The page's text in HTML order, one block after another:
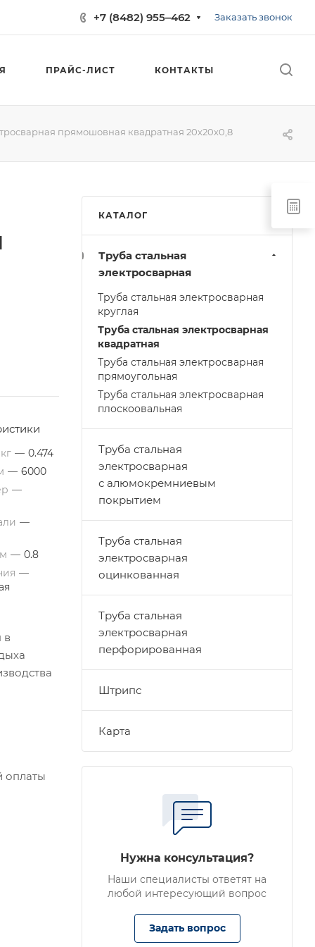
+7 (8482) 955‒462 Заказать звонок
ПРАЙС-ЛИСТ КОНТАКТЫ
прямошовная квадратная 20х20х0,8
— 0.474
— 6000
—
—
— 0.8
—
в
оплаты
КАТАЛОГ
Труба стальная
электросварная
Труба стальная электросварная
круглая
Труба стальная электросварная
квадратная
Труба стальная электросварная
прямоугольная
Труба стальная электросварная
плоскоовальная
Труба стальная
электросварная
с алюмокремниевым
покрытием
Труба стальная
электросварная
оцинкованная
Труба стальная
электросварная
перфорированная
Штрипс
Карта
Нужна консультация?
Наши специалисты ответят на
любой интересующий вопрос
Задать вопрос